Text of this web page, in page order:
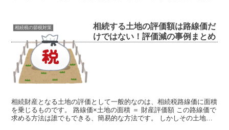
相続税の節税対策
相続する土地の評価額は路線価だ
けではない！評価減の事例まとめ
相続財産となる土地の評価として一般的なのは、相続税路線価に面積
を乗じるものです。 路線価×土地の面積 ＝ 財産評価額 この路線価で
求める方法は誰でもできる、簡易的な方法です。 しかしその土地独